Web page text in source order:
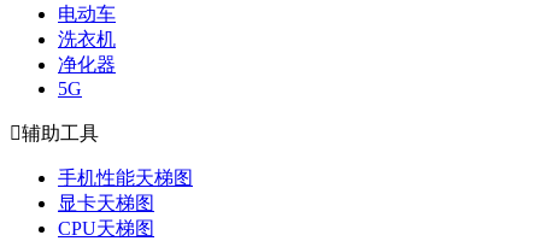
电动车
洗衣机
净化器
5G
辅助工具
手机性能天梯图
显卡天梯图
CPU天梯图